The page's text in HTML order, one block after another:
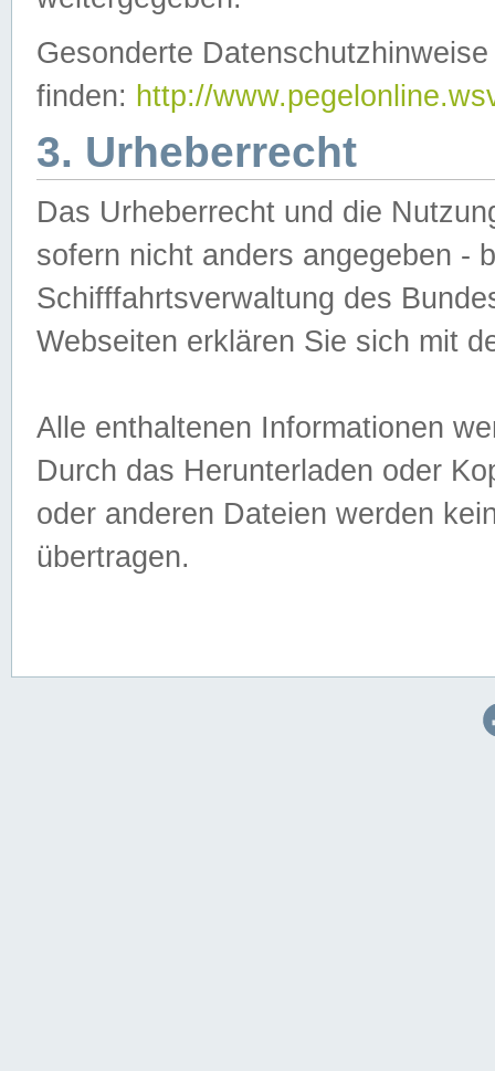
Gesonderte
finden: http://
3. Urheberrecht
Das Urheberrecht und die
sofern nicht anders angegeben -
Schifffahrtsverwaltung des
Webseiten erklären Sie sich mit
Alle enthaltenen Informationen
Durch das Herunterladen oder
oder anderen Dateien werden
übertragen.